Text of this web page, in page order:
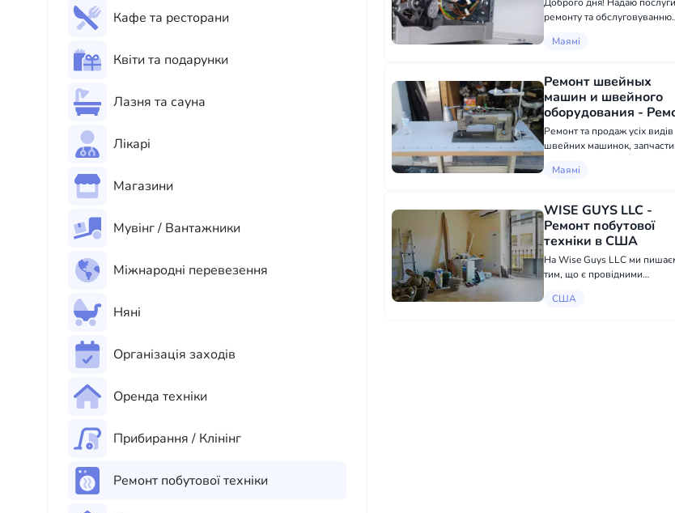
Кафе та ресторани
Квіти та подарунки
Лазня та сауна
Лікарі
Магазини
Мувінг / Вантажники
Міжнародні перевезення
Няні
Організація заходів
Оренда техніки
Прибирання / Клінінг
Ремонт побутової техніки
ремонту та обслуговуванню
посудомийки, пральні
техніка, будь-які моделі, будь-
яка робота. Є великий досвід
хороши...
Маямі
Ремонт швейных
машин и швейного
оборудования -
побутової техніки в
Маямі
Ремонт та продаж усіх видів
швейних машинок,
ножиць та професійного
Маямі
WISE GUYS LLC -
Ремонт побутової
техніки в США
На Wise Guys LLC ми
тим, що є провідними
Вашингтоні, Юніоні,
США